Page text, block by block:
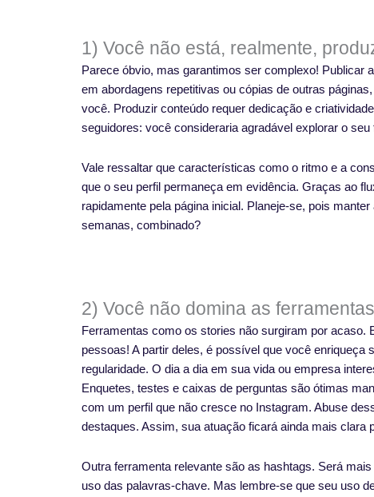
1) Você não está, realmente,
Parece óbvio, mas garantimos ser complexo! Publicar
em abordagens repetitivas ou cópias de outras
você. Produzir conteúdo requer dedicação e
seguidores: você consideraria agradável explorar o seu
Vale ressaltar que características como o ritmo e a
que o seu perfil permaneça em evidência. Graças ao
rapidamente pela página inicial. Planeje-se, pois
semanas, combinado?
2) Você não domina as
Ferramentas como os stories não surgiram por
pessoas! A partir deles, é possível que você
regularidade. O dia a dia em sua vida ou empresa
Enquetes, testes e caixas de perguntas são ótimas
com um perfil que não cresce no Instagram. Abuse
destaques. Assim, sua atuação ficará ainda mais clara
Outra ferramenta relevante são as hashtags. Será
uso das palavras-chave. Mas lembre-se que seu uso